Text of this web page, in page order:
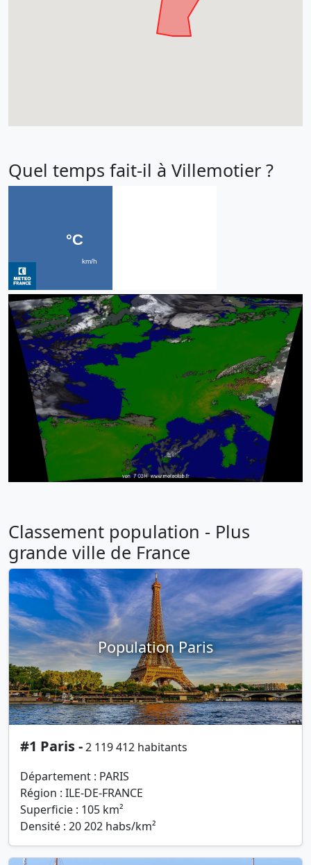
Quel temps fait-il à Villemotier ?
Classement population - Plus
grande ville de France
Population Paris
#1 Paris -2 119 412 habitants
Département : PARIS
Région : ILE-DE-FRANCE
Superficie : 105 km²
Densité : 20 202 habs/km²